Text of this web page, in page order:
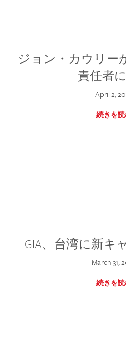
ジョン・カウリー
責任者
April 2,
続きを
GIA、台湾に新キ
March 31,
続きを